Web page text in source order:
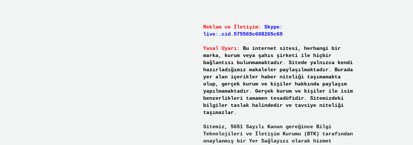
Reklam ve İletişim:
Skype:
live:.cid.575569c608265c69
Yasal Uyarı:
Bu internet sitesi, herhangi bir
marka, kurum veya şahıs şirketi ile hiçbir
bağlantısı bulunmamaktadır. Sitede yalnızca kendi
hazırladığımız makaleler paylaşılmaktadır. Burada
yer alan içerikler haber niteliği taşımamakta
olup, gerçek kurum ve kişiler hakkında paylaşım
yapılmamaktadır. Gerçek kurum ve kişiler ile isim
benzerlikleri tamamen tesadüfidir. Sitemizdeki
bilgiler taslak halindedir ve tavsiye niteliği
taşımazlar.
Sitemiz, 5651 Sayılı Kanun gereğince Bilgi
Teknolojileri ve İletişim Kurumu (BTK) tarafından
onaylanmış bir Yer Sağlayıcı olarak hizmet